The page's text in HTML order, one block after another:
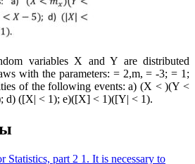
variables X and Y are distributed
with the parameters: = 2,m, = -3; = 1;
of the following events: a) (X < )(Y <
d) ([X| < 1); e)([X] < 1)([Y| < 1).